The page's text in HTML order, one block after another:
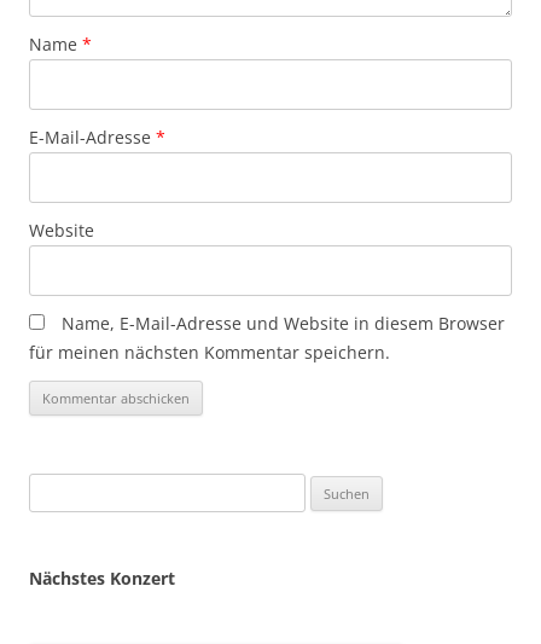
Name *
E-Mail-Adresse *
Website
Name, E-Mail-Adresse und Website in diesem Browser
für meinen nächsten Kommentar speichern.
nach:
Nächstes Konzert